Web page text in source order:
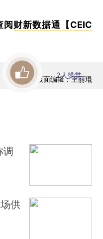
阅 财新数据通【CEIC
版面编辑：王丽琨
2人赞赏
调
供